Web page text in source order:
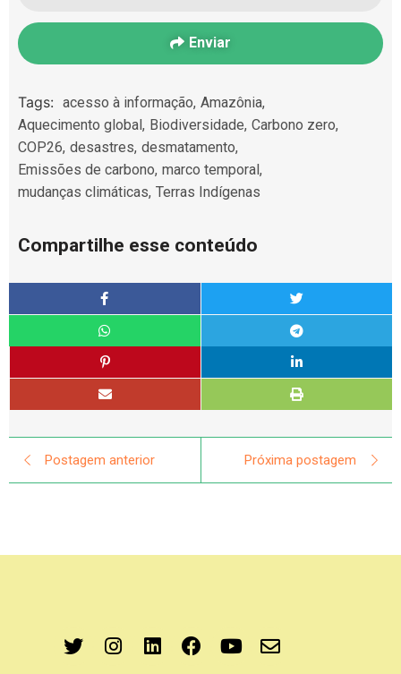
Enviar
Tags: acesso à informação, Amazônia,
Aquecimento global, Biodiversidade, Carbono zero,
COP26, desastres, desmatamento,
Emissões de carbono, marco temporal,
mudanças climáticas, Terras Indígenas
Compartilhe esse conteúdo
Postagem anterior Próxima postagem